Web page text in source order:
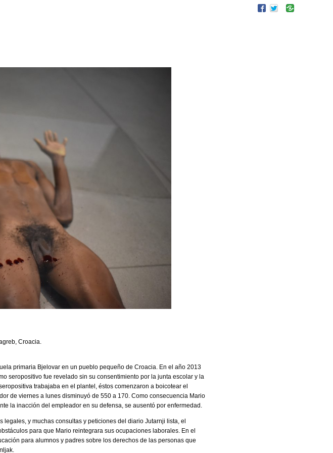
Croacia.
primaria Bjelovar en un pueblo pequeño de Croacia. En el año 2013
seropositivo fue revelado sin su consentimiento por la junta escolar y la
trabajaba en el plantel, éstos comenzaron a boicotear el
de viernes a lunes disminuyó de 550 a 170. Como consecuencia Mario
la inacción del empleador en su defensa, se ausentó por enfermedad.
y muchas consultas y peticiones del diario Jutarnji lista, el
para que Mario reintegrara sus ocupaciones laborales. En el
para alumnos y padres sobre los derechos de las personas que